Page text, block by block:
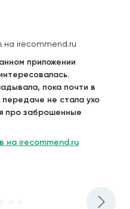
на irecommend.ru
приложении
пока почти в
не стала ухо
про заброшенные
на irecommend.ru